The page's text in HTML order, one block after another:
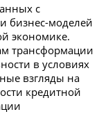
с
бизнес-моделей
экономике.
трансформации
в условиях
взгляды на
кредитной